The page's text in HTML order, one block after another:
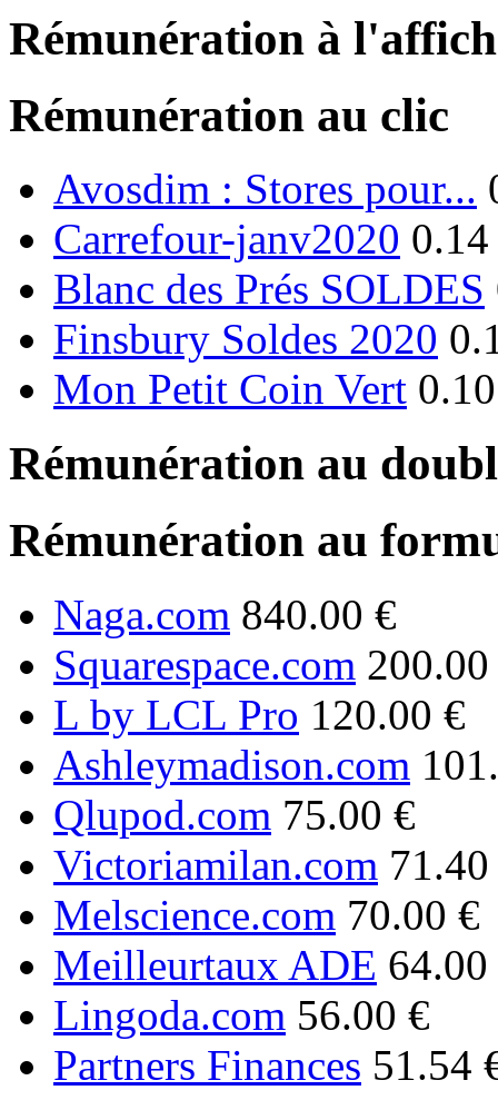
Rémunération à
Rémunération au clic
Avosdim : Stores pour...
Carrefour-janv2020
Blanc des Prés SOLDES
Finsbury Soldes 2020
Mon Petit Coin Vert
Rémunération au
Rémunération au
Naga.com 840.00 €
Squarespace.com
L by LCL Pro 120.00 €
Ashleymadison.com
Qlupod.com 75.00 €
Victoriamilan.com
Melscience.com 70.00 €
Meilleurtaux ADE 64.00
Lingoda.com 56.00 €
Partners Finances 51.54